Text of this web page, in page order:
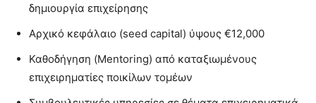
δημιουργία επιχείρησης
Αρχικό κεφάλαιο (seed capital) ύψους €12,000
Καθοδήγηση (Mentoring) από καταξιωμένους
επιχειρηματίες ποικίλων τομέων